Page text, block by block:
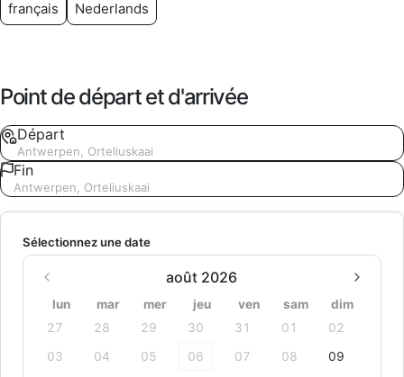
français
Nederlands
Point de départ et d'arrivée
Départ
Antwerpen, Orteliuskaai
Fin
Antwerpen, Orteliuskaai
Sélectionnez une date
août 2026
lun mar mer jeu ven sam
dim
27
28 29 30 31 01
02
03
04 05 06 07 08
09